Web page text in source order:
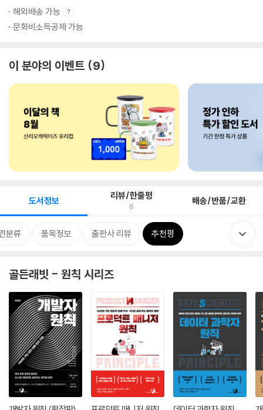
해외배송 가능
문화비소득공제 가능
이 분야의 이벤트 9
도서정보 리뷰/한줄평
6 배송/반품/교환
분류 품목정보 출판사 리뷰 추천평
골든래빗 - 원칙 시리즈